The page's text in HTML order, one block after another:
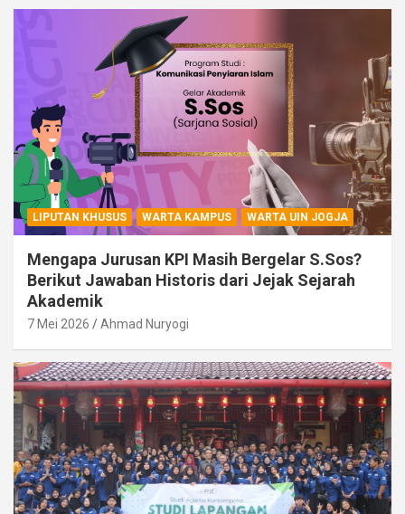
LIPUTAN KHUSUS WARTA KAMPUS WARTA UIN JOGJA
Mengapa Jurusan KPI Masih Bergelar S.Sos?
Berikut Jawaban Historis dari Jejak Sejarah
Akademik
7 Mei 2026 Ahmad Nuryogi